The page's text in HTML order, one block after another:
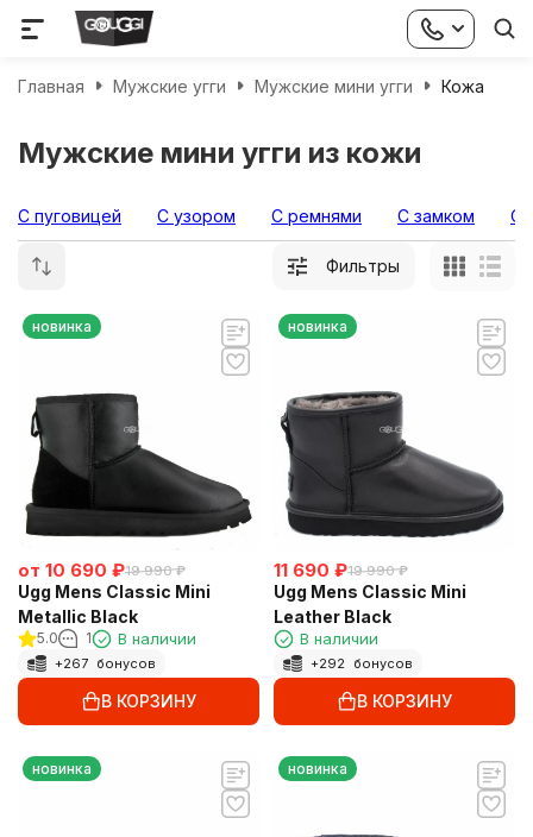
Главная Мужские угги Мужские мини угги Кожа
Мужские мини угги из кожи
С пуговицей С узором С ремнями С замком
Фильтры
новинка
от 10 690 ₽19 990 ₽
Ugg Mens Classic Mini
Metallic Black
5.0 1 В наличии
+267 бонусов
В КОРЗИНУ
новинка
11 690 ₽19 990 ₽
Ugg Mens Classic Mini
Leather Black
В наличии
+292 бонусов
В КОРЗИНУ
новинка новинка